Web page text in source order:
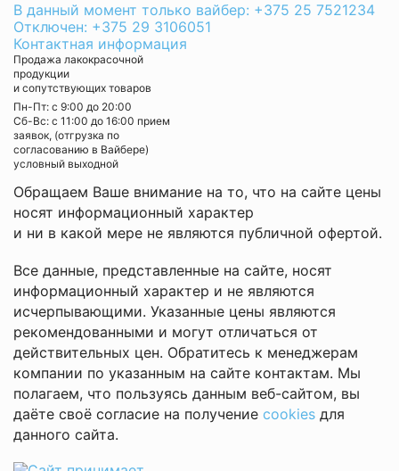
В данный момент только вайбер: +375 25 7521234
Отключен: +375 29 3106051
Контактная информация
Продажа лакокрасочной
продукции
и сопутствующих товаров
Пн-Пт: с 9:00 до 20:00
Cб-Вс: с 11:00 до 16:00 прием
заявок, (отгрузка по
согласованию в Вайбере)
условный выходной
Обращаем Ваше внимание на то, что на сайте цены
носят информационный характер
и ни в какой мере не являются публичной офертой.
Все данные, представленные на сайте, носят
информационный характер и не являются
исчерпывающими. Указанные цены являются
рекомендованными и могут отличаться от
действительных цен. Обратитесь к менеджерам
компании по указанным на сайте контактам. Мы
полагаем, что пользуясь данным веб-сайтом, вы
даёте своё согласие на получение cookies для
данного сайта.